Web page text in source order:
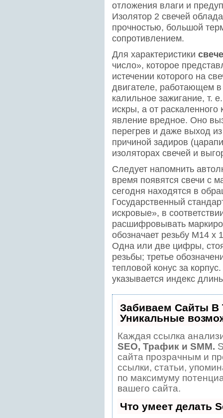
отложения влаги и
Изолятор 2 свечей
прочностью, большой
сопротивлением.
Для характеристики
число», которое
истечении которого на
двигателе, работающем
калильное зажигание, т.
искры, а от раскаленного
явление вредное. Оно
перегрев и даже выход
причиной задиров
изоляторах свечей и
Следует напомнить
время появятся свечи с
сегодня находятся в
Государственный
искровые», в
расшифровывать
обозначает резьбу М14 x
Одна или две цифры,
резьбы; третье
тепловой конус за
указывается индекс
Забиваем Сайты
Уникальные
Каждая ссылка
SEO, Трафик и SMM.
сайта прозрачным и
ссылки, статьи,
по максимуму
вашего сайта.
Что умеет делать